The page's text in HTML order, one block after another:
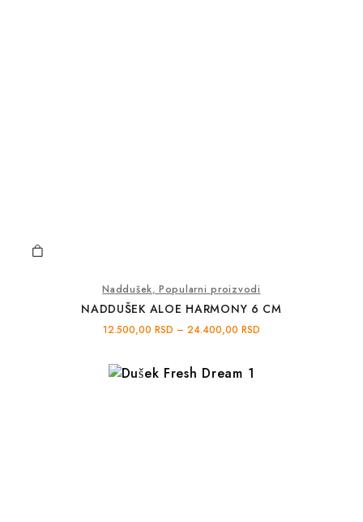
Naddušek,Popularni proizvodi
NADDUŠEK ALOE HARMONY 6 CM
12.500,00 RSD – 24.400,00 RSD